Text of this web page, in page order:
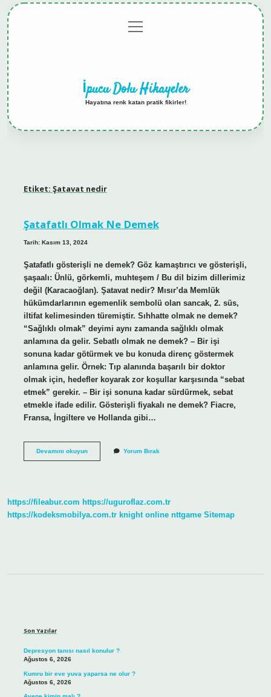
menüyü
aç
İpucu Dolu Hikayeler
Hayatına renk katan pratik fikirler!
Etiket: Şatavat nedir
Şatafatlı Olmak Ne Demek
Tarih: Kasım 13, 2024
Şatafatlı gösterişli ne demek? Göz kamaştırıcı ve gösterişli,
şaşaalı: Ünlü, görkemli, muhteşem / Bu dil bizim dillerimiz
değil (Karacaoğlan). Şatavat nedir? Mısır’da Memlük
hükümdarlarının egemenlik sembolü olan sancak, 2. süs,
iltifat kelimesinden türemiştir. Sıhhatte olmak ne demek?
“Sağlıklı olmak” deyimi aynı zamanda sağlıklı olmak
anlamına da gelir. Sebatlı olmak ne demek? – Bir işi
sonuna kadar götürmek ve bu konuda direnç göstermek
anlamına gelir. Örnek: Tıp alanında başarılı bir doktor
olmak için, hedefler koyarak zor koşullar karşısında “sebat
etmek” gerekir. – Bir işi sonuna kadar sürdürmek, sebat
etmekle ifade edilir. Gösterişli fiyakalı ne demek? Fiacre,
Fransa, İngiltere ve Hollanda gibi…
Devamını okuyunŞatafatlı
Yorum Bırak
https://fileabur.com https://uguroflaz.com.tr
https://kodeksmobilya.com.tr knight online nttgame Sitemap
Son Yazılar
Depresyon tanısı nasıl konulur ?
Ağustos 6, 2026
Kumru bir eve yuva yaparsa ne olur ?
Ağustos 6, 2026